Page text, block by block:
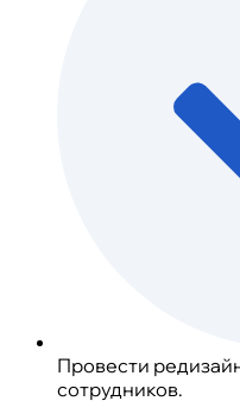
Провести
сотрудников.